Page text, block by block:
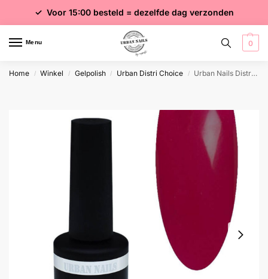
✓ Gratis verzending vanaf €75 excl. btw
✓ Voor 15:00 besteld = dezelfde dag verzonden
✓ Meer dan 4000 producten
Menu 0
Home / Winkel / Gelpolish / Urban Distri Choice / Urban Nails Distri GP 41 Kat